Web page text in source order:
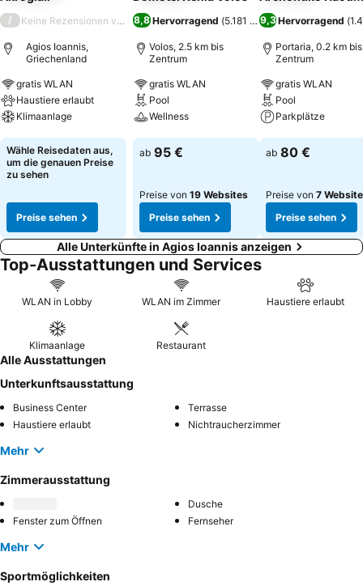
/ Keine Rezensionen verfügbar
Agios Ioannis,
Griechenland
gratis WLAN
Haustiere erlaubt
Klimaanlage
Preise sehen
Wähle Reisedaten aus,
um die genauen Preise
zu sehen
Preise sehen
8,8 Hervorragend (5.181 Bewertungen)
Volos, 2.5 km bis
Zentrum
gratis WLAN
Pool
Wellness
Preise sehen
ab 95 €
Preise von 19 Websites
Preise sehen
9,3Hervorragend (
Portaria, 0.2 km bis
Zentrum
gratis WLAN
Pool
Parkplätze
Preise sehen
ab 80 €
Preise von 7
Preise sehen
Alle Unterkünfte in Agios Ioannis anzeigen
Top-Ausstattungen und Services
WLAN in Lobby WLAN im Zimmer Haustiere erlaubt
Klimaanlage Restaurant
Alle Ausstattungen
Unterkunftsausstattung
Business Center
Terrasse
Haustiere erlaubt
Nichtraucherzimmer
Mehr
Zimmerausstattung
Dusche
Fenster zum Öffnen
Fernseher
Mehr
Sportmöglichkeiten